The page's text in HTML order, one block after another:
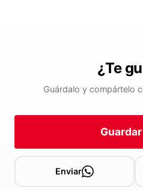
¿Te
Guárdalo y compártelo
Enviar